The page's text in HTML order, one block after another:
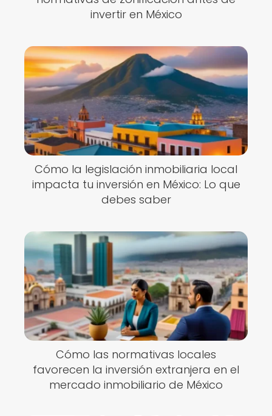
invertir en México
Cómo la legislación inmobiliaria local
impacta tu inversión en México: Lo que
debes saber
Cómo las normativas locales
favorecen la inversión extranjera en el
mercado inmobiliario de México